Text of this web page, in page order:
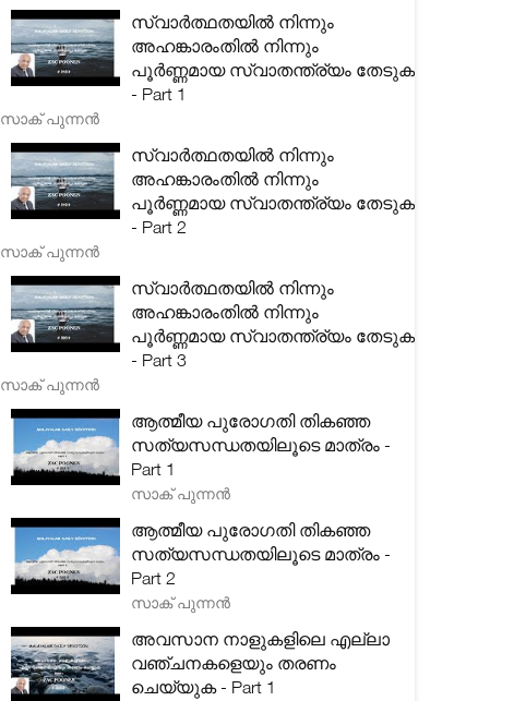
സ്വാർത്ഥതയിൽ നിന്നും
അഹങ്കാരംതിൽ നിന്നും
പൂർണ്ണമായ സ്വാതന്ത്ര്യം തേടുക
- Part 1
സാക് പുന്നൻ
സ്വാർത്ഥതയിൽ നിന്നും
അഹങ്കാരംതിൽ നിന്നും
പൂർണ്ണമായ സ്വാതന്ത്ര്യം തേടുക
- Part 2
സാക് പുന്നൻ
സ്വാർത്ഥതയിൽ നിന്നും
അഹങ്കാരംതിൽ നിന്നും
പൂർണ്ണമായ സ്വാതന്ത്ര്യം തേടുക
- Part 3
സാക് പുന്നൻ
ആത്മീയ പുരോഗതി തികഞ്ഞ
സത്യസന്ധതയിലൂടെ മാത്രം -
Part 1
സാക് പുന്നൻ
ആത്മീയ പുരോഗതി തികഞ്ഞ
സത്യസന്ധതയിലൂടെ മാത്രം -
Part 2
സാക് പുന്നൻ
അവസാന നാളുകളിലെ എല്ലാ
വഞ്ചനകളെയും തരണം
ചെയ്യുക - Part 1